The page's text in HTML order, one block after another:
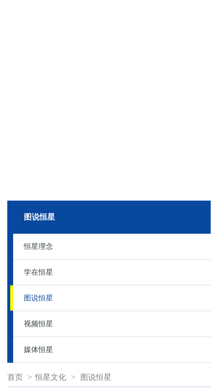
图说恒星
恒星理念
学在恒星
图说恒星
视频恒星
媒体恒星
首页 > 恒星文化 > 图说恒星